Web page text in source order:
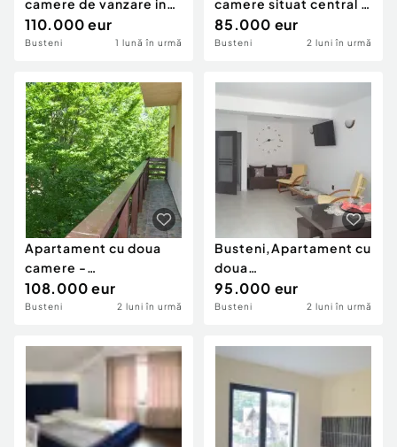
camere de vanzare in
Busteni
110.000 eur
Busteni 1 lună în urmă
camere situat central in
Busteni
85.000 eur
Busteni 2 luni în urmă
Apartament cu doua
camere -
Busteni,central
108.000 eur
Busteni 2 luni în urmă
Busteni,Apartament cu
doua
camere,panorama
senzationala
95.000 eur
Busteni 2 luni în urmă